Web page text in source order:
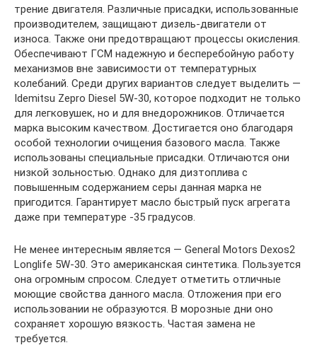
трение двигателя. Различные присадки, использованные
производителем, защищают дизель-двигатели от
износа. Также они предотвращают процессы окисления.
Обеспечивают ГСМ надежную и бесперебойную работу
механизмов вне зависимости от температурных
колебаний. Среди других вариантов следует выделить —
Idemitsu Zepro Diesel 5W-30, которое подходит не только
для легковушек, но и для внедорожников. Отличается
марка высоким качеством. Достигается оно благодаря
особой технологии очищения базового масла. Также
использованы специальные присадки. Отличаются они
низкой зольностью. Однако для дизтоплива с
повышенным содержанием серы данная марка не
пригодится. Гарантирует масло быстрый пуск агрегата
даже при температуре -35 градусов.
Не менее интересным является — General Motors Dexos2
Longlife 5W-30. Это американская синтетика. Пользуется
она огромным спросом. Следует отметить отличные
моющие свойства данного масла. Отложения при его
использовании не образуются. В морозные дни оно
сохраняет хорошую вязкость. Частая замена не
требуется.